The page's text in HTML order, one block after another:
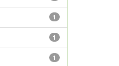
1
1
1